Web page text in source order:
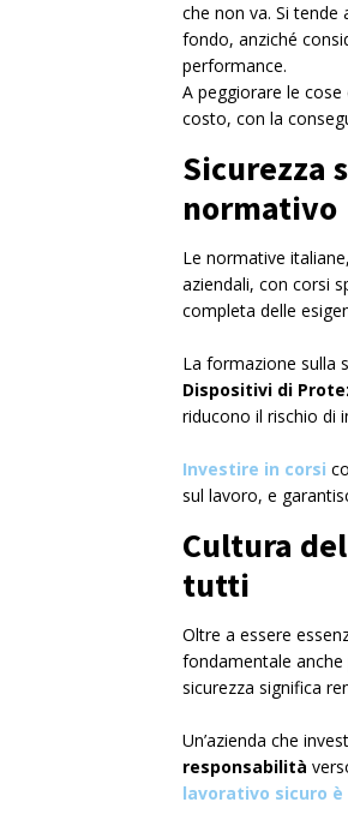
che non va. Si tende
fondo, anziché
performance.
A peggiorare le
costo, con la
Sicurezza
normativo
Le normative
aziendali, con corsi
completa delle
La formazione sulla
Dispositivi di
riducono il rischio di
Investire in corsi
sul lavoro, e
Cultura
tutti
Oltre a essere
fondamentale anche
sicurezza significa
Un’azienda che
responsabilità
lavorativo sicuro